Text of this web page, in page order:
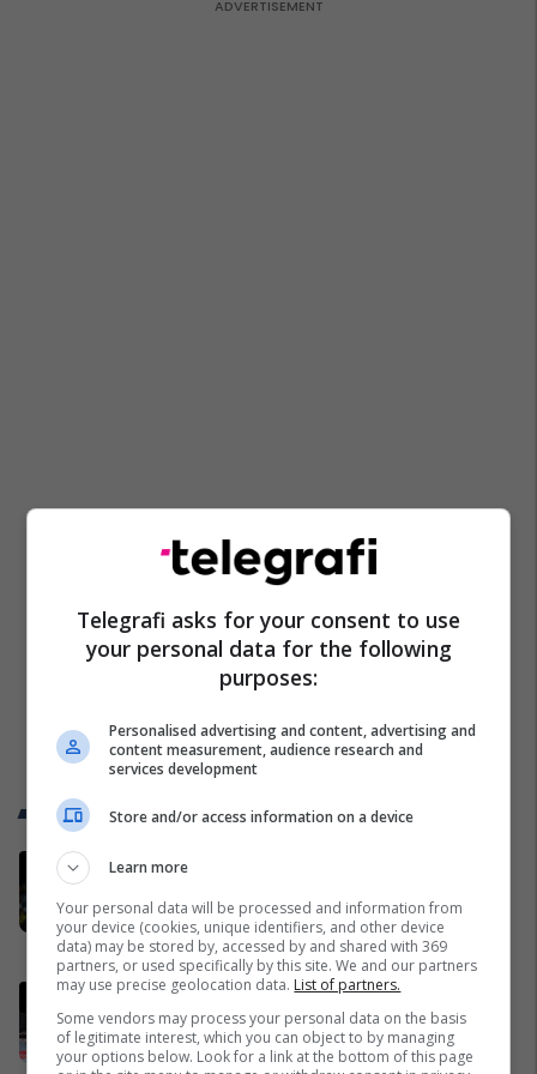
Trend Telegrafi
“Vrisni, vrisni shqiptarët”,
u përball me thirrje anti-shqiptare
nga tribunat
UFC
Dennis Buzukja mposhtet në
Beograd, vendimi i gjyqtarit
shkakton polemika të mëdha
Telegrafi asks for your consent to use
your personal data for the following
purposes:
Personalised advertising and content, advertising and
content measurement, audience research and
services development
Store and/or access information on a device
Learn more
Your personal data will be processed and information from
your device (cookies, unique identifiers, and other device
data) may be stored by, accessed by and shared with 369
partners, or used specifically by this site. We and our partners
may use precise geolocation data. List of partners.
Some vendors may process your personal data on the basis
of legitimate interest, which you can object to by managing
your options below. Look for a link at the bottom of this page